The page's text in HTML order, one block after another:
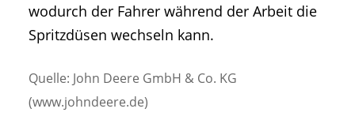
wodurch der Fahrer während der Arbeit die
Spritzdüsen wechseln kann.
Quelle: John Deere GmbH & Co. KG
(www.johndeere.de)